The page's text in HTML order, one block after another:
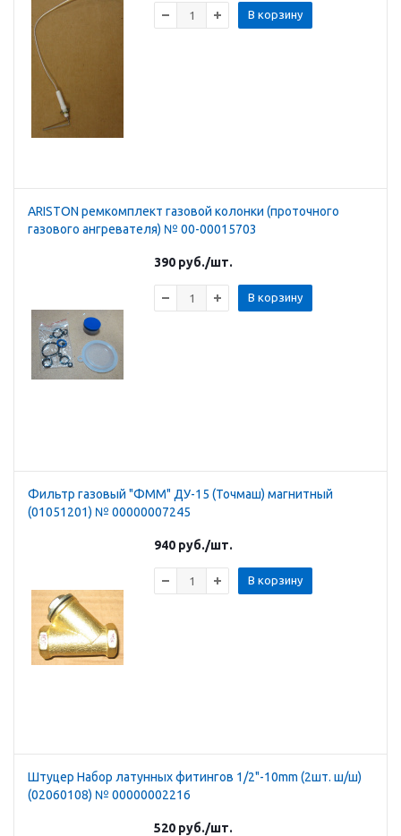
В корзину
ARISTON ремкомплект газовой колонки (проточного
газового ангревателя) № 00-00015703
390 руб./шт.
В корзину
Фильтр газовый "ФММ" ДУ-15 (Точмаш) магнитный
(01051201) № 00000007245
940 руб./шт.
В корзину
Штуцер Набор латунных фитингов 1/2"-10mm (2шт. ш/ш)
(02060108) № 00000002216
520 руб./шт.